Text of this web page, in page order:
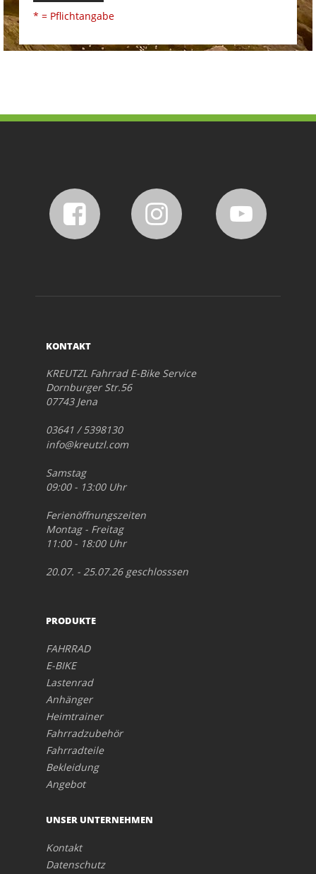
* = Pflichtangabe
KONTAKT
KREUTZL Fahrrad E-Bike Service
Dornburger Str.56
07743 Jena
03641 / 5398130
info@kreutzl.com
Samstag
09:00 - 13:00 Uhr
Ferienöffnungszeiten
Montag - Freitag
11:00 - 18:00 Uhr
20.07. - 25.07.26 geschlosssen
PRODUKTE
FAHRRAD
E-BIKE
Lastenrad
Anhänger
Heimtrainer
Fahrradzubehör
Fahrradteile
Bekleidung
Angebot
UNSER UNTERNEHMEN
Kontakt
Datenschutz